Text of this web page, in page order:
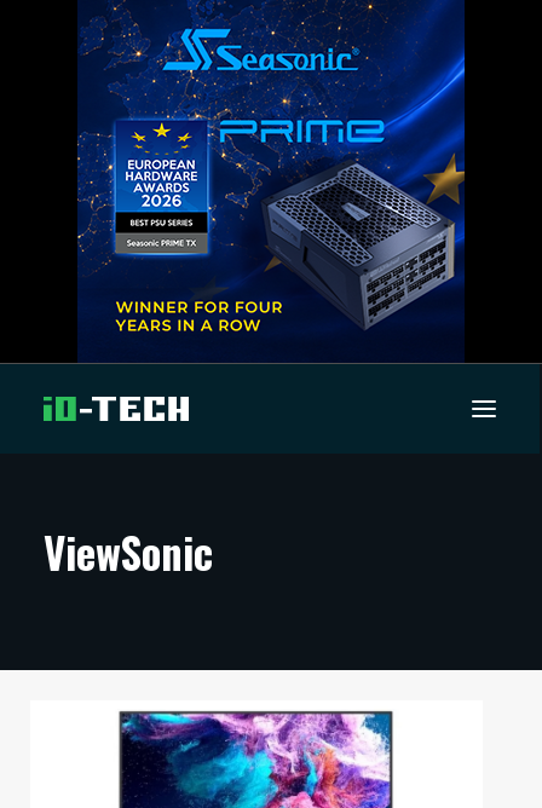
ARTIKKELIT
TECHBBS
ViewSonic